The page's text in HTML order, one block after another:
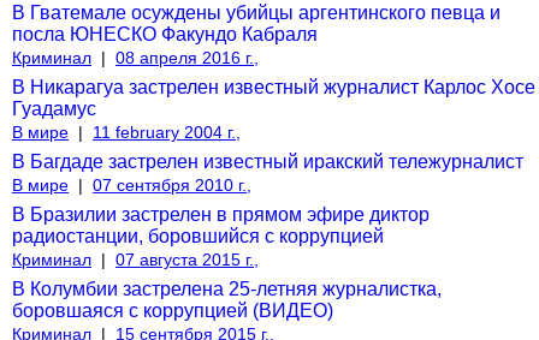
В Гватемале осуждены убийцы аргентинского певца и
посла ЮНЕСКО Факундо Кабраля
Криминал | 08 апреля 2016 г.,
В Никарагуа застрелен известный журналист Карлос Хосе
Гуадамус
В мире | 11 february 2004 г.,
В Багдаде застрелен известный иракский тележурналист
В мире | 07 сентября 2010 г.,
В Бразилии застрелен в прямом эфире диктор
радиостанции, боровшийся с коррупцией
Криминал | 07 августа 2015 г.,
В Колумбии застрелена 25-летняя журналистка,
боровшаяся с коррупцией (ВИДЕО)
Криминал | 15 сентября 2015 г.,